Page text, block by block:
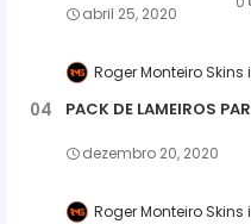
abril 25, 2020
Roger Monteiro Skins
PACK DE LAMEIROS
dezembro 20, 2020
Roger Monteiro Skins